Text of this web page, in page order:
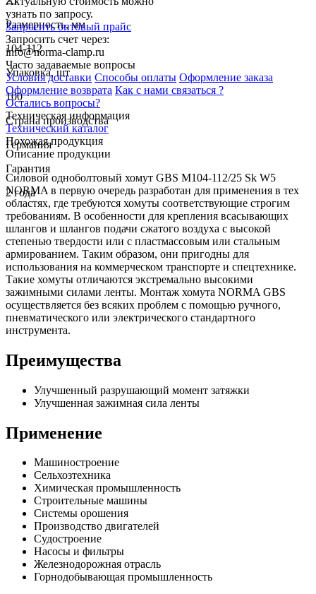
Размерность, мм
104-112
Упаковка, шт
100
Страна производства
Германия
Гарантия
2 года
узнать по запросу.
Запросить оптовый прайс
Запросить счет через:
info@norma-clamp.ru
Часто задаваемые вопросы
Условия доставки Способы оплаты Оформление заказа
Оформление возврата Как с нами связаться ?
Остались вопросы?
Техническая информация
Технический каталог
Похожая продукция
Описание продукции
Силовой одноболтовый хомут GBS M104-112/25 Sk W5
NORMA в первую очередь разработан для применения в тех
областях, где требуются хомуты соответствующие строгим
требованиям. В особенности для крепления всасывающих
шлангов и шлангов подачи сжатого воздуха с высокой
степенью твердости или с пластмассовым или стальным
армированием. Таким образом, они пригодны для
использования на коммерческом транспорте и спецтехнике.
Такие хомуты отличаются экстремально высокими
зажимными силами ленты. Монтаж хомута NORMA GBS
осуществляется без всяких проблем с помощью ручного,
пневматического или электрического стандартного
инструмента.
Преимущества
Улучшенный разрушающий момент затяжки
Улучшенная зажимная сила ленты
Применение
Машиностроение
Сельхозтехника
Химическая промышленность
Строительные машины
Системы орошения
Производство двигателей
Судостроение
Насосы и фильтры
Железнодорожная отрасль
Горнодобывающая промышленность